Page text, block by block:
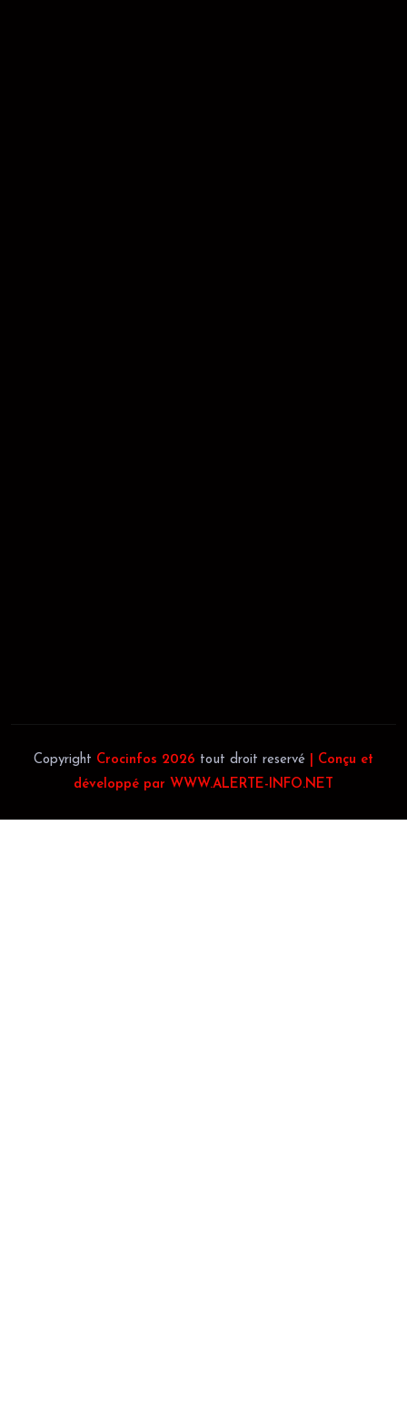
Copyright Crocinfos 2026 tout droit reservé
| Conçu et
développé par WWW.ALERTE-INFO.NET